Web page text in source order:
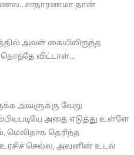
சாதாரணமா தான்
அவள் கையிலிருந்த
விட்டாள்…
அவளுக்கு வேறு
அதை எடுத்து உள்ளே
மெலிதாக தெரிந்த
செல்ல, அவனின் உடல்